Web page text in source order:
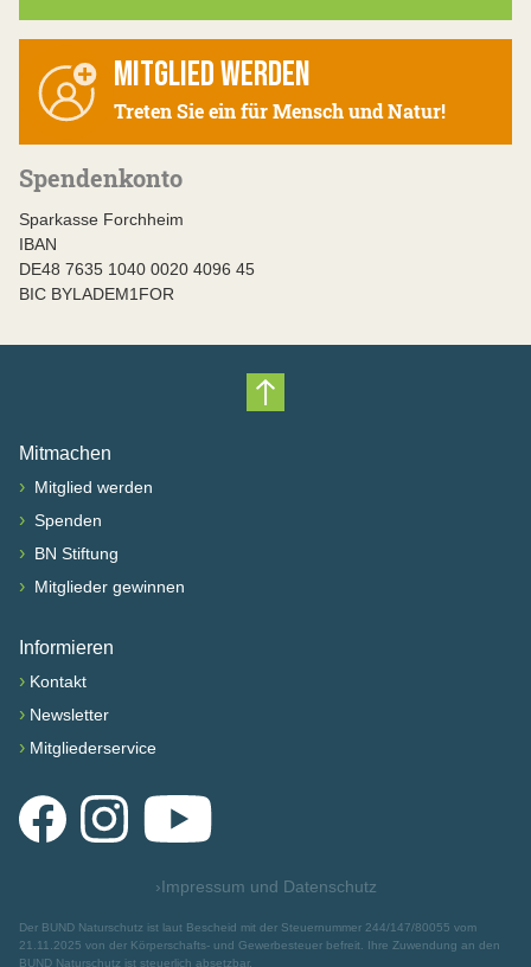
MITGLIED WERDEN
Treten Sie ein für Mensch und Natur!
Spendenkonto
Sparkasse Forchheim
IBAN
DE48 7635 1040 0020 4096 45
BIC BYLADEM1FOR
Nach oben scrollen
Mitmachen
› Mitglied werden
› Spenden
› BN Stiftung
› Mitglieder gewinnen
Informieren
› Kontakt
› Newsletter
› Mitgliederservice
FacebookInstagramYouTube
›Impressum und Datenschutz
Der BUND Naturschutz ist laut Bescheid mit der Steuernummer 244/147/80055 vom
21.11.2025 von der Körperschafts- und Gewerbesteuer befreit. Ihre Zuwendung an den
BUND Naturschutz ist steuerlich absetzbar.